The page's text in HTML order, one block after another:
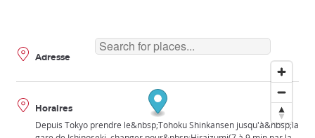
Adresse
Horaires
Depuis Tokyo prendre le&nbsp;Tohoku Shinkansen jusqu'à&nbsp;la